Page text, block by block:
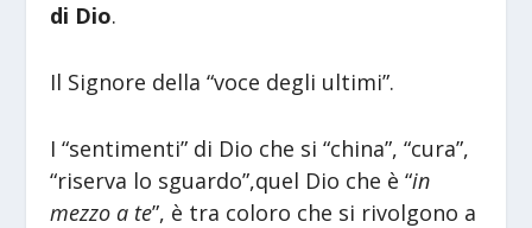
di Dio.
Il Signore della “voce degli ultimi”.
I “sentimenti” di Dio che si “china”, “cura”,
“riserva lo sguardo”,quel Dio che è “in
mezzo a te”, è tra coloro che si rivolgono a